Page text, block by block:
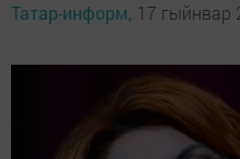
Татар-информ, 17 гыйнвар